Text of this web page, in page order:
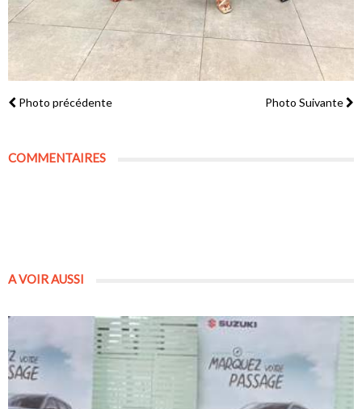
Photo précédente Photo Suivante
COMMENTAIRES
A VOIR AUSSI